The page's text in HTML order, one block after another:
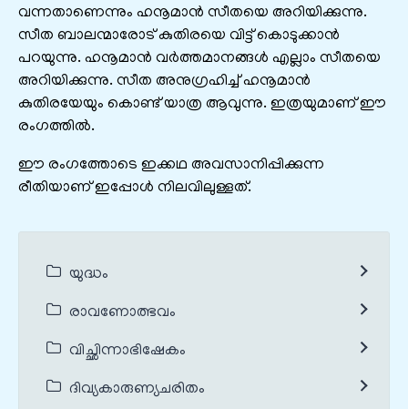
വന്നതാണെന്നും ഹനൂമാൻ സീതയെ അറിയിക്കുന്നു.
സീത ബാലന്മാരോട് കുതിരയെ വിട്ട് കൊടുക്കാൻ
പറയുന്നു. ഹനൂമാൻ വർത്തമാനങ്ങൾ എല്ലാം സീതയെ
അറിയിക്കുന്നു. സീത അനുഗ്രഹിച്ച് ഹനൂമാൻ
കുതിരയേയും കൊണ്ട് യാത്ര ആവുന്നു. ഇത്രയുമാണ് ഈ
രംഗത്തിൽ.
ഈ രംഗത്തോടെ ഇക്കഥ അവസാനിപ്പിക്കുന്ന
രീതിയാണ് ഇപ്പോൾ നിലവിലുള്ളത്.
യുദ്ധം
രാവണോത്ഭവം
വിച്ഛിന്നാഭിഷേകം
ദിവ്യകാരുണ്യചരിതം